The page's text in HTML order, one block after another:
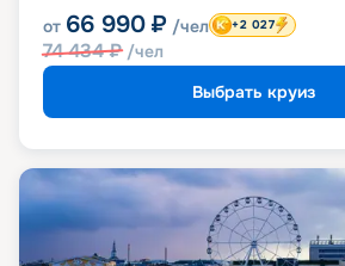
от 66 990 ₽ /чел
74 434₽ /чел
+2 027
Выбрать круиз